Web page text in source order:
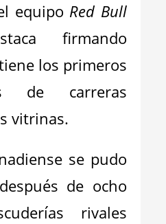
equipo Red Bull
firmando
los primeros
de carreras
vitrinas.
se pudo
de ocho
rivales